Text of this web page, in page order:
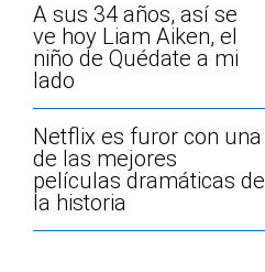
A sus 34 años, así se
ve hoy Liam Aiken, el
niño de Quédate a mi
lado
Netflix es furor con una
de las mejores
películas dramáticas de
la historia